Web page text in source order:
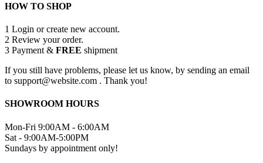
HOW TO SHOP
1 Login or create new account.
2 Review your order.
3 Payment & FREE shipment
If you still have problems, please let us know, by sending an email
to support@website.com . Thank you!
SHOWROOM HOURS
Mon-Fri 9:00AM - 6:00AM
Sat - 9:00AM-5:00PM
Sundays by appointment only!